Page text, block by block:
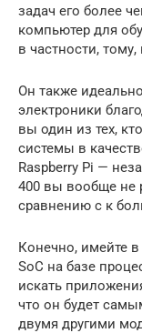
задач его более
компьютер для
в частности, тому,
Он также
электроники
вы один из тех,
системы в
Raspberry Pi —
400 вы вообще не
сравнению с к
Конечно, имейте в
SoC на базе
искать
что он будет
двумя другими